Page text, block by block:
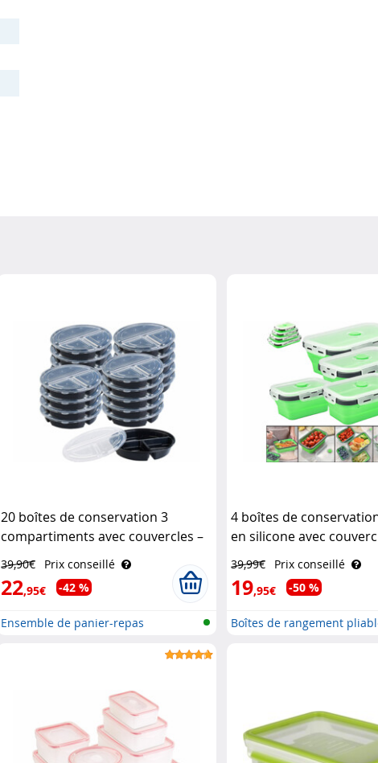
20 boîtes de conservation 3
compartiments avec couvercles –
900 ml Rosenstein & Söhne
39,90€ Prix conseillé
22,95€ -42 %
Ensemble de panier-repas
4 boîtes de
en silicone avec
Rosenstein & Söhne
39,99€ Prix conseillé
19,95€ -50 %
Boîtes de rangement